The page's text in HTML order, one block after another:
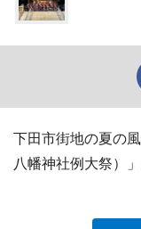
下田市街地の夏の
八幡神社例大祭）